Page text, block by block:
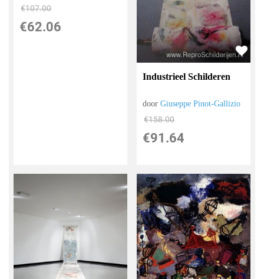
€107.00
€62.06
Industrieel Schilderen
doorGiuseppe Pinot-Gallizio
€158.00
€91.64